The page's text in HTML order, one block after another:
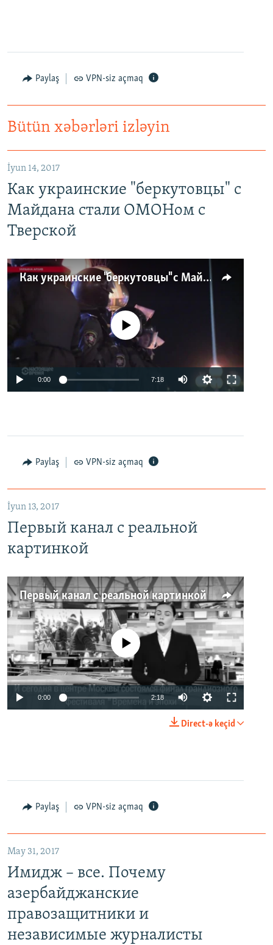
Paylaş VPN-siz açmaq
Bütün xəbərləri izləyin
İyun 14, 2017
Как украинские "беркутовцы" с
Майдана стали ОМОНом с
Тверской
Как украинские "беркутовцы" с Майдана стали ОМОНом с Тверской
No media source currently available
0:00 7:18
Paylaş VPN-siz açmaq
İyun 13, 2017
Первый канал с реальной
картинкой
Первый канал с реальной картинкой
No media source currently available
0:00 2:18
Direct-ə keçid
Paylaş VPN-siz açmaq
May 31, 2017
Имидж – все. Почему
азербайджанские
правозащитники и
независимые журналисты